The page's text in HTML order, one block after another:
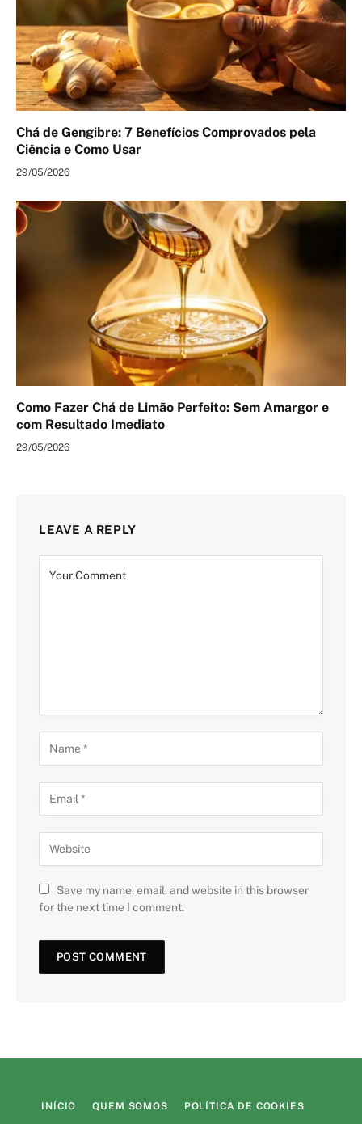
Chá de Gengibre: 7 Benefícios Comprovados pela
Ciência e Como Usar
29/05/2026
Como Fazer Chá de Limão Perfeito: Sem Amargor e
com Resultado Imediato
29/05/2026
LEAVE A REPLY
Save my name, email, and website in this browser
for the next time I comment.
INÍCIO QUEM SOMOS POLÍTICA DE COOKIES